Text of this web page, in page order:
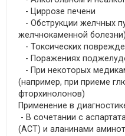
- Циррозе печени
- Обструкции желчных
желчнокаменной болезни)
- Токсических
- Поражениях
- При некоторых
(например, при приеме
фторхинолонов)
Применение в
- В сочетании с
(АСТ) и аланинами